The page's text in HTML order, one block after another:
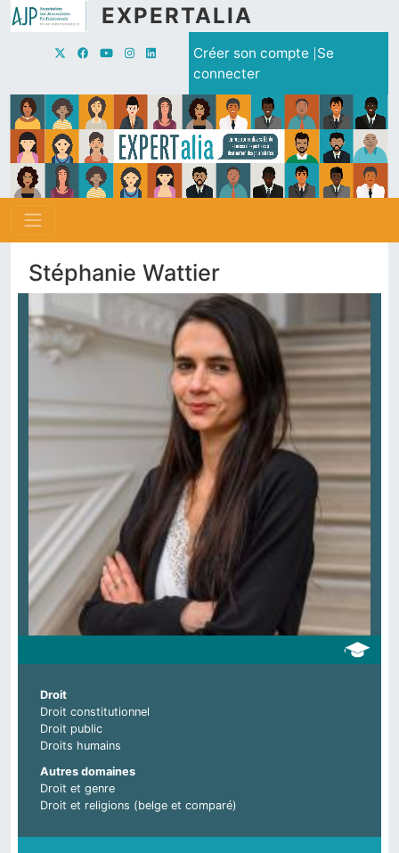
Aller au contenu principalEXPERTALIA
Menu du compte de
Créer son compte Se
connecter
Stéphanie Wattier
Droit
Droit constitutionnel
Droit public
Droits humains
Autres domaines
Droit et genre
Droit et religions (belge et comparé)